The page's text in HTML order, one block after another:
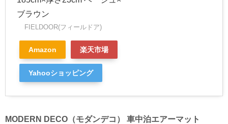
ブラウン
FIELDOOR(フィールドア)
Amazon 楽天市場
Yahooショッピング
MODERN DECO（モダンデコ） 車中泊エアーマット